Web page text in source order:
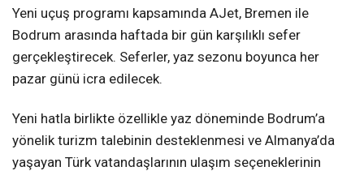
Yeni uçuş programı kapsamında AJet, Bremen ile
Bodrum arasında haftada bir gün karşılıklı sefer
gerçekleştirecek. Seferler, yaz sezonu boyunca her
pazar günü icra edilecek.
Yeni hatla birlikte özellikle yaz döneminde Bodrum’a
yönelik turizm talebinin desteklenmesi ve Almanya’da
yaşayan Türk vatandaşlarının ulaşım seçeneklerinin